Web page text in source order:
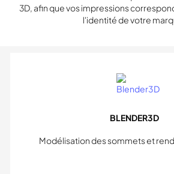
3D, afin que vos impressions
l'identité de votre
BLENDER3D
Modélisation des sommets et